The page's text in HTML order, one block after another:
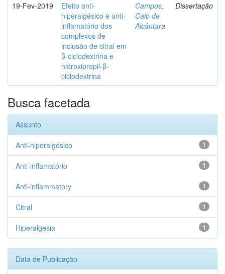
19-Fev-2019
Efeito anti-
hiperalgésico e anti-
inflamatório dos
complexos de
inclusão de citral em
β-ciclodextrina e
hidroxipropil-β-
ciclodextrina
Campos,
Caio de
Alcântara
Dissertação
Busca facetada
Assunto
1
Anti-hiperalgésico
1
Anti-inflamatório
1
Anti-inflammatory
1
Citral
1
Hiperalgesia
Data de Publicação